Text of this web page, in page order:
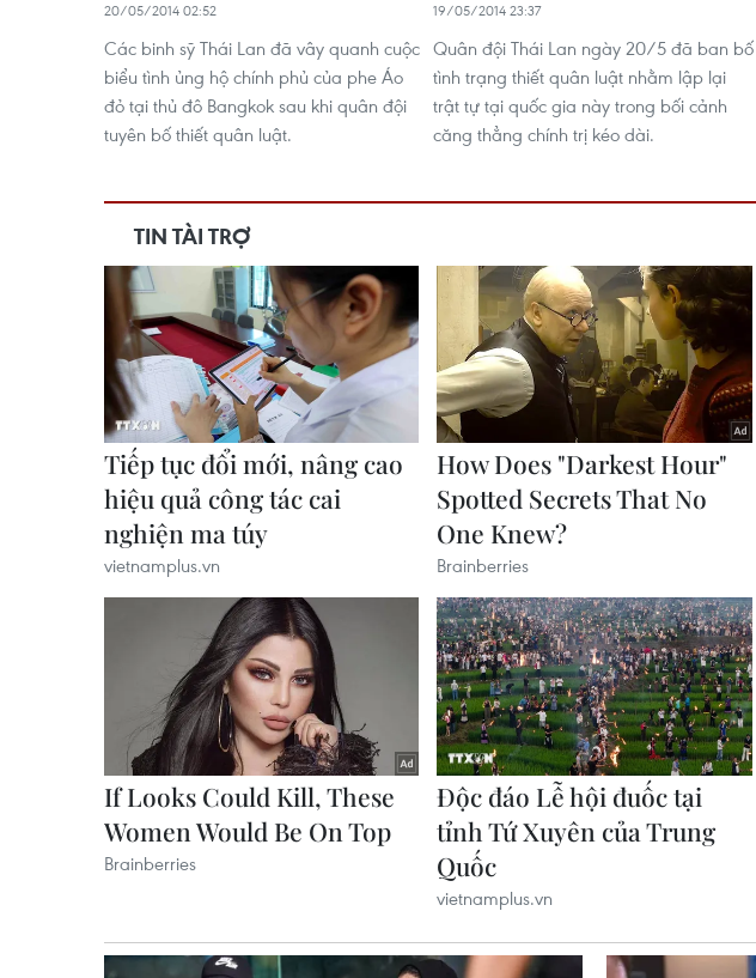
20/05/2014 02:52
Các binh sỹ Thái Lan đã vây quanh cuộc
biểu tình ủng hộ chính phủ của phe Áo
đỏ tại thủ đô Bangkok sau khi quân đội
tuyên bố thiết quân luật.
19/05/2014 23:37
Quân đội Thái Lan ngày 20/5 đã ban bố
tình trạng thiết quân luật nhằm lập lại
trật tự tại quốc gia này trong bối cảnh
căng thẳng chính trị kéo dài.